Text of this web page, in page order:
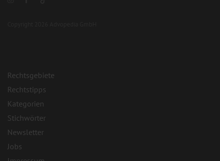
Rechtsgebiete
Rechtstipps
Kategorien
Stichwörter
Newsletter
Jobs